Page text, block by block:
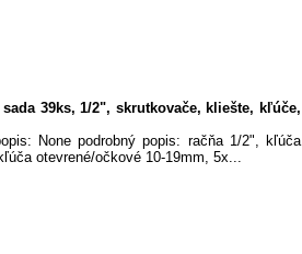
39ks, 1/2", skrutkovače, kliešte, kľúče,
None podrobný popis: račňa 1/2", kľúča
otevrené/očkové 10-19mm, 5x...